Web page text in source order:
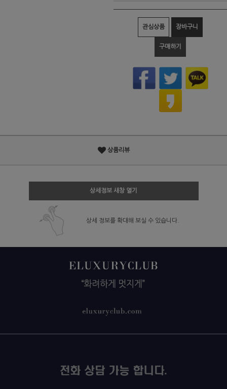
관심상품 장바구니
구매하기
상품리뷰
상세정보 새창 열기
상세 정보를 확대해 보실 수 있습니다.